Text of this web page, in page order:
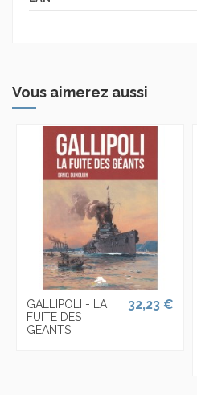
Vous aimerez aussi
GALLIPOLI - LA
FUITE DES
GEANTS
32,23 €